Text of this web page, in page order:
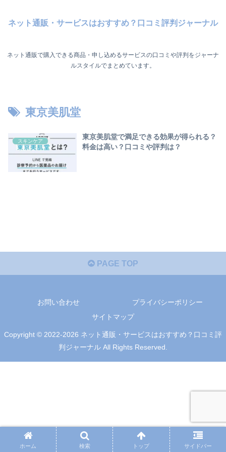
ネット通販・サービスはおすすめ？口コミ評判ジャーナル
ネット通販で購入できる商品・申し込めるサービスの口コミや評判をジャーナ
ルスタイルでまとめています。
東京美肌堂
スキンケア
東京美肌堂で満足できる効果が得られる？
料金は高い？口コミや評判は？
PAGE TOP
お問い合わせ
プライバシーポリシー
サイトマップ
Copyright © 2022-2026 ネット通販・サービスはおすすめ？口コミ評
判ジャーナル All Rights Reserved.
ホーム 検索 トップ サイドバー